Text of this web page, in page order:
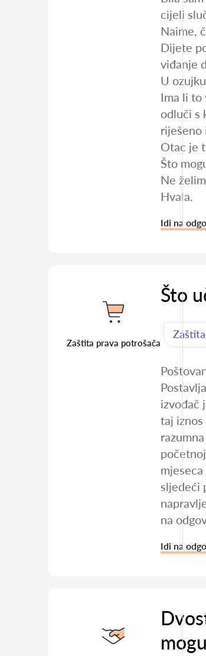
cijeli
Naime,
Dijete
viđanje
U
Ima li to
odluči s
riješeno
Otac je
Što
Ne
Hvala.
Idi na
Zaštita prava potrošača
Što
izvođač
taj
sljedeći
na
Idi na